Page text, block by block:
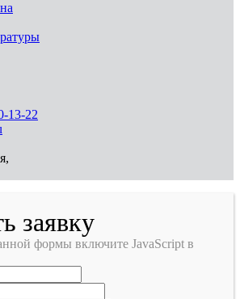
13-22
заявку
формы включите JavaScript в